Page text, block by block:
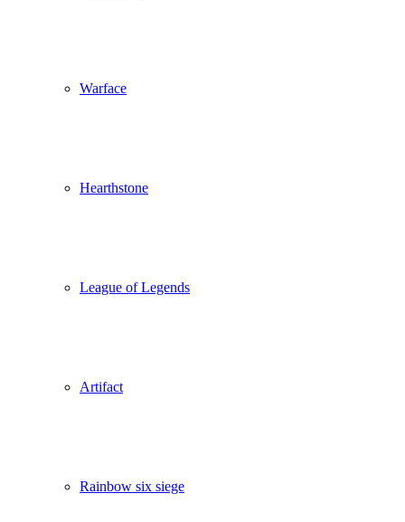
Warface
Hearthstone
League of Legends
Artifact
Rainbow six siege